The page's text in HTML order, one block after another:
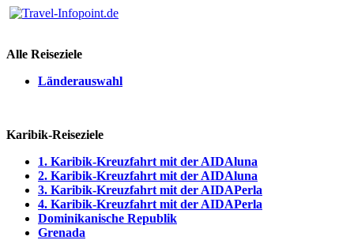
Alle Reiseziele
Länderauswahl
Karibik-Reiseziele
1. Karibik-Kreuzfahrt mit der AIDAluna
2. Karibik-Kreuzfahrt mit der AIDAluna
3. Karibik-Kreuzfahrt mit der AIDAPerla
4. Karibik-Kreuzfahrt mit der AIDAPerla
Dominikanische Republik
Grenada